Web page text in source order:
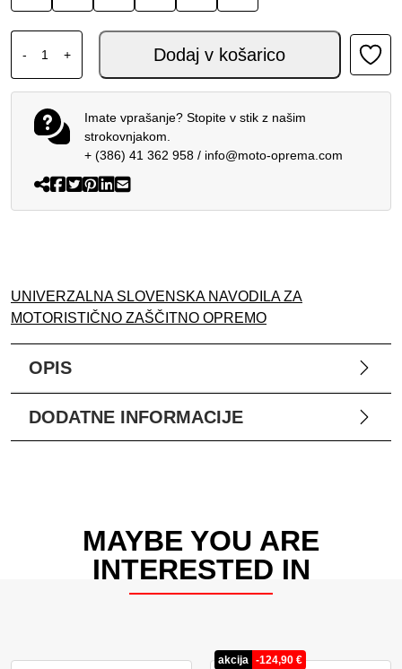
-
HJC ČELADA RPHA72 PHYTA BLUE RED MC3H količina
+ Dodaj v košarico
Imate vprašanje? Stopite v stik z našim
strokovnjakom.
+ (386) 41 362 958/ info@moto-oprema.com
UNIVERZALNA SLOVENSKA NAVODILA ZA
MOTORISTIČNO ZAŠČITNO OPREMO
OPIS
DODATNE INFORMACIJE
MAYBE YOU ARE
INTERESTED IN
akcija -124,90 €